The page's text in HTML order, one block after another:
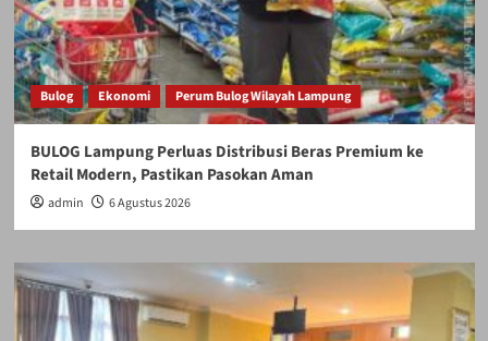
Bulog Ekonomi Perum Bulog Wilayah Lampung
BULOG Lampung Perluas Distribusi Beras Premium ke
Retail Modern, Pastikan Pasokan Aman
admin 6 Agustus 2026